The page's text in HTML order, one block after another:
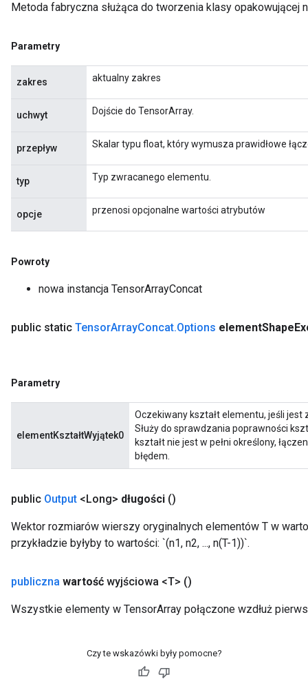
Metoda fabryczna służąca do tworzenia klasy opakowującej
Parametry
zakres aktualny zakres
uchwyt Dojście do TensorArray.
przepływ Skalar typu float, który wymusza prawidłowe
typ Typ zwracanego elementu.
opcje przenosi opcjonalne wartości atrybutów
Powroty
nowa instancja TensorArrayConcat
public static TensorArrayConcat.Options elementShape
Parametry
elementKształtWyjątek0
Oczekiwany kształt elementu, jeśli
Służy do sprawdzania poprawności
kształt nie jest w pełni określony,
błędem.
public Output <Long> długości ()
Wektor rozmiarów wierszy oryginalnych elementów T w
przykładzie byłyby to wartości: `(n1, n2, ..., n(T-1))`.
publiczna wartość wyjściowa <T> ()
Wszystkie elementy w TensorArray połączone wzdłuż
Czy te wskazówki były pomocne?